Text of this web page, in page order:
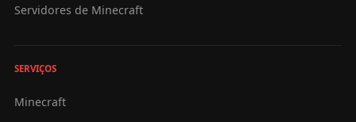
Servidores de Minecraft
SERVIÇOS
Minecraft